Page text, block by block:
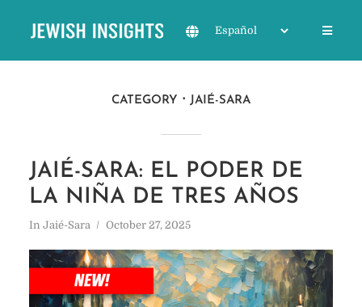
CATEGORY JAIÉ-SARA
JAIÉ-SARA: EL PODER DE
LA NIÑA DE TRES AÑOS
In Jaié-Sara October 27, 2025